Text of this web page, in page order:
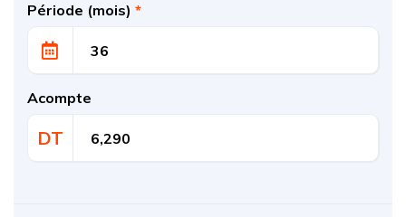
Période (mois) *
Acompte
DT